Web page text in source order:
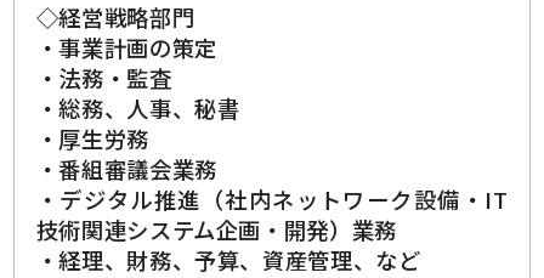
◇経営戦略部門
・事業計画の策定
・法務・監査
・総務、人事、秘書
・厚生労務
・番組審議会業務
・デジタル推進（社内ネットワーク設備・IT
技術関連システム企画・開発）業務
・経理、財務、予算、資産管理、など